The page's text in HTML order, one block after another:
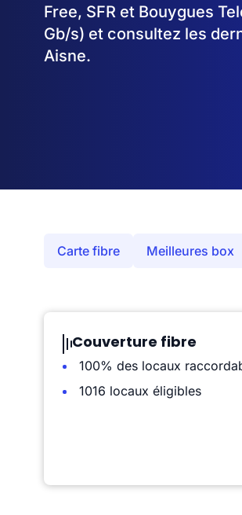
Free, SFR et Bouygues
Gb/s) et consultez les
Aisne.
Carte fibre Meilleures box
Couverture fibre
100% des locaux
1016 locaux éligibles